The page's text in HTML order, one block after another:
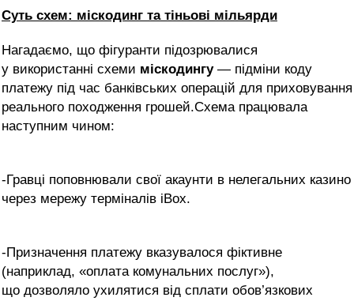
Суть схем: міскодинг та тіньові мільярди
Нагадаємо, що фігуранти підозрювалися
у використанні схеми міскодингу— підміни коду
платежу під час банківських операцій для приховування
реального походження грошей.Схема працювала
наступним чином:
-Гравці поповнювали свої акаунти в нелегальних казино
через мережу терміналів iBox.
-Призначення платежу вказувалося фіктивне
(наприклад, «оплата комунальних послуг»),
що дозволяло ухилятися від сплати обов’язкових